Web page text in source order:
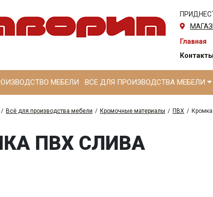
Главная
Контакты
МЕБЕЛИ ВСЕ ДЛЯ ПРОИЗВОДСТВА МЕБЕЛИ
/ Всё для производства мебели / Кромочные материалы / ПВХ /
ПВХ СЛИВА